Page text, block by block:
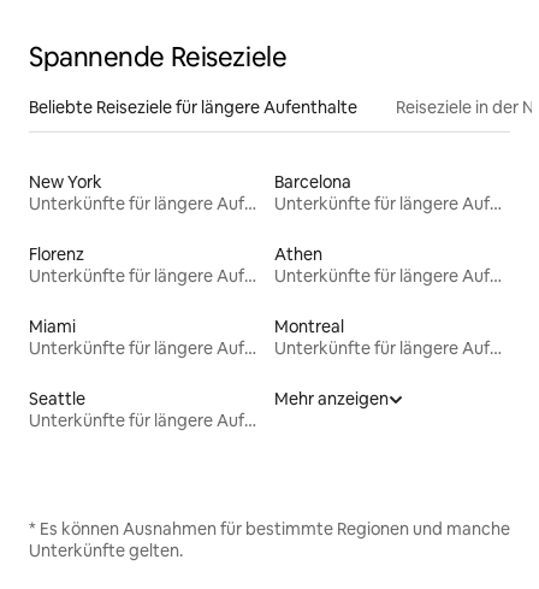
Spannende Reiseziele
Beliebte Reiseziele für längere Aufenthalte Reiseziele in der
New York
Unterkünfte für längere Aufenthalte
Barcelona
Unterkünfte für längere Aufenthalte
Florenz
Unterkünfte für längere Aufenthalte
Athen
Unterkünfte für längere Aufenthalte
Miami
Unterkünfte für längere Aufenthalte
Montreal
Unterkünfte für längere Aufenthalte
Seattle
Unterkünfte für längere Aufenthalte
Mehr anzeigen
* Es können Ausnahmen für bestimmte Regionen und manche
Unterkünfte gelten.